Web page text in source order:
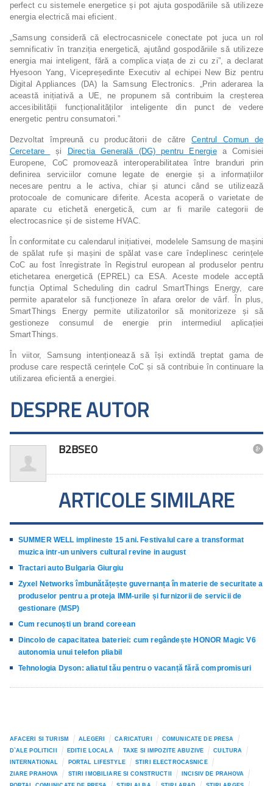
perfect cu sistemele energetice și pot ajuta gospodăriile să utilizeze
energia electrică mai eficient.
„Samsung consideră că electrocasnicele conectate pot juca un rol
semnificativ în tranziția energetică, ajutând gospodăriile să utilizeze
energia mai inteligent, fără a complica viața de zi cu zi”, a declarat
Hyesoon Yang, Vicepreședinte Executiv al echipei New Biz pentru
Digital Appliances (DA) la Samsung Electronics. „Prin aderarea la
această inițiativă a UE, ne propunem să contribuim la creșterea
accesibilității funcționalităților inteligente din punct de vedere
energetic pentru consumatori.”
Dezvoltat împreună cu producătorii de cătreCentrul Comun de
Cercetare
și Direcția Generală (DG) pentru Energiea Comisiei
Europene, CoC promovează interoperabilitatea între branduri prin
definirea serviciilor comune legate de energie și a informațiilor
necesare pentru a le activa, chiar și atunci când se utilizează
protocoale de comunicare diferite. Acesta acoperă o varietate de
aparate cu etichetă energetică, cum ar fi marile categorii de
electrocasnice și de sisteme HVAC.
În conformitate cu calendarul inițiativei, modelele Samsung de mașini
de spălat rufe și mașini de spălat vase care îndeplinesc cerințele
CoC au fost înregistrate în Registrul european al produselor pentru
etichetarea energetică (EPREL) ca ESA. Aceste modele acceptă
funcția Optimal Scheduling din cadrul SmartThings Energy, care
permite aparatelor să funcționeze în afara orelor de vârf. În plus,
SmartThings Energy permite utilizatorilor să monitorizeze și să
gestioneze consumul de energie prin intermediul aplicației
SmartThings.
În viitor, Samsung intenționează să își extindă treptat gama de
produse care respectă cerințele CoC și să contribuie în continuare la
utilizarea eficientă a energiei.
DESPRE AUTOR
B2BSEO 
ARTICOLE SIMILARE
SUMMER WELL implineste 15 ani. Festivalul care a transformat
muzica intr-un univers cultural revine in august
Tractari auto Bulgaria Giurgiu
Zyxel Networks îmbunătățește guvernanța în materie de securitate a
produselor pentru a proteja IMM-urile și furnizorii de servicii de
gestionare (MSP)
Cum recunoști un brand coreean
Dincolo de capacitatea bateriei: cum regândește HONOR Magic V6
autonomia unui telefon pliabil
Tehnologia Dyson: aliatul tău pentru o vacanță fără compromisuri
AFACERI SI TURISM ALEGERI CARICATURI
COMUNICATE DE PRESA
D`ALE POLITICII
EDITIE LOCALA TAXE SI IMPOZITE ABUZIVE
CULTURA
INTERNATIONAL
PORTAL LIFESTYLE
STIRI ELECTROCASNICE
ZIARE PRAHOVA
STIRI IMOBILIARE SI CONSTRUCTII
INCISIV DE PRAHOVA